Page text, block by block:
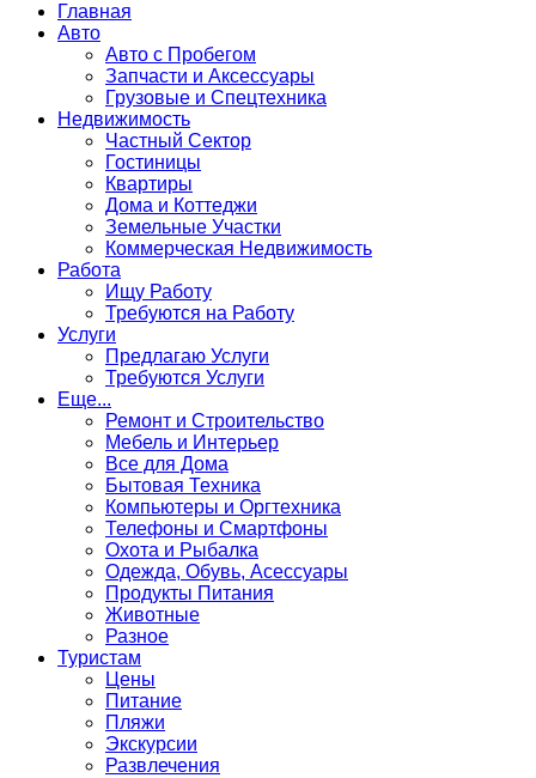
Главная
Авто
Авто с Пробегом
Запчасти и Аксессуары
Грузовые и Спецтехника
Недвижимость
Частный Сектор
Гостиницы
Квартиры
Дома и Коттеджи
Земельные Участки
Коммерческая Недвижимость
Работа
Ищу Работу
Требуются на Работу
Услуги
Предлагаю Услуги
Требуются Услуги
Еще...
Ремонт и Строительство
Мебель и Интерьер
Все для Дома
Бытовая Техника
Компьютеры и Оргтехника
Телефоны и Смартфоны
Охота и Рыбалка
Одежда, Обувь, Асессуары
Продукты Питания
Животные
Разное
Туристам
Цены
Питание
Пляжи
Экскурсии
Развлечения